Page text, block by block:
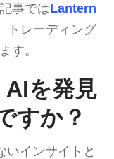
事ではLantern
トレーディング
す。
を発見
すか？
いインサイトと